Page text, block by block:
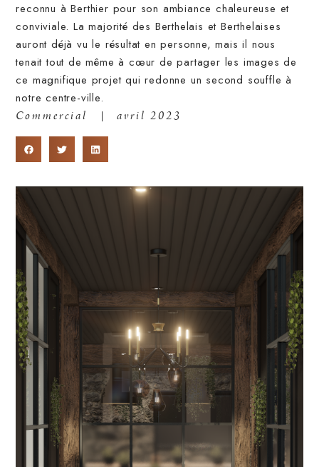
reconnu à Berthier pour son ambiance chaleureuse et
conviviale. La majorité des Berthelais et Berthelaises
auront déjà vu le résultat en personne, mais il nous
tenait tout de même à cœur de partager les images de
ce magnifique projet qui redonne un second souffle à
notre centre-ville.
Commercial avril 2023